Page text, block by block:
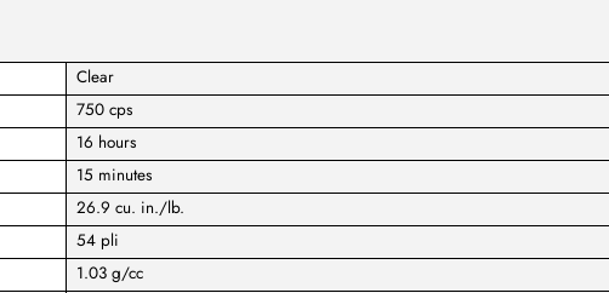
Clear
750 cps
16 hours
15 minutes
26.9 cu. in./lb.
54 pli
1.03 g/cc